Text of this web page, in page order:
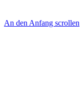
An den Anfang scrollen